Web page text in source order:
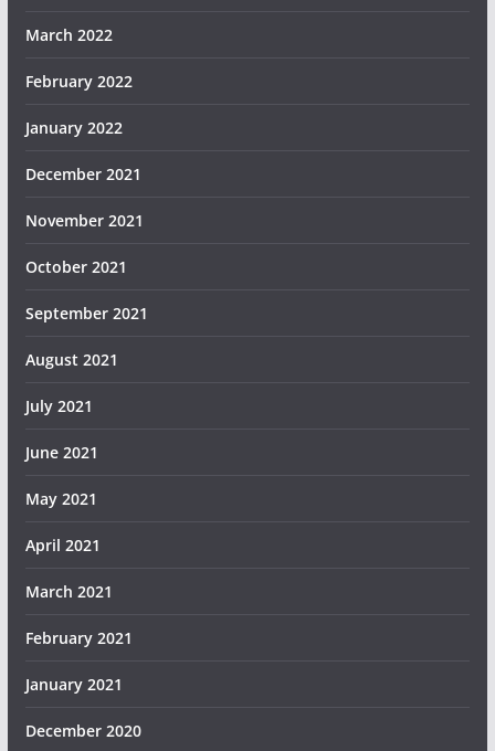
March 2022
February 2022
January 2022
December 2021
November 2021
October 2021
September 2021
August 2021
July 2021
June 2021
May 2021
April 2021
March 2021
February 2021
January 2021
December 2020